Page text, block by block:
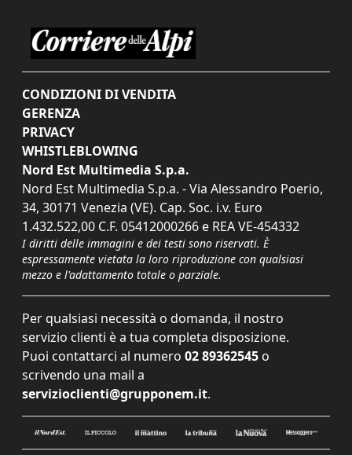
CONDIZIONI DI VENDITA
GERENZA
PRIVACY
WHISTLEBLOWING
Nord Est Multimedia S.p.a.
Nord Est Multimedia S.p.a. - Via Alessandro Poerio,
34, 30171 Venezia (VE). Cap. Soc. i.v. Euro
1.432.522,00 C.F. 05412000266 e REA VE-454332
I diritti delle immagini e dei testi sono riservati. È
espressamente vietata la loro riproduzione con qualsiasi
mezzo e l'adattamento totale o parziale.
Per qualsiasi necessità o domanda, il nostro
servizio clienti è a tua completa disposizione.
Puoi contattarci al numero 02 89362545 o
scrivendo una mail a
servizioclienti@grupponem.it.